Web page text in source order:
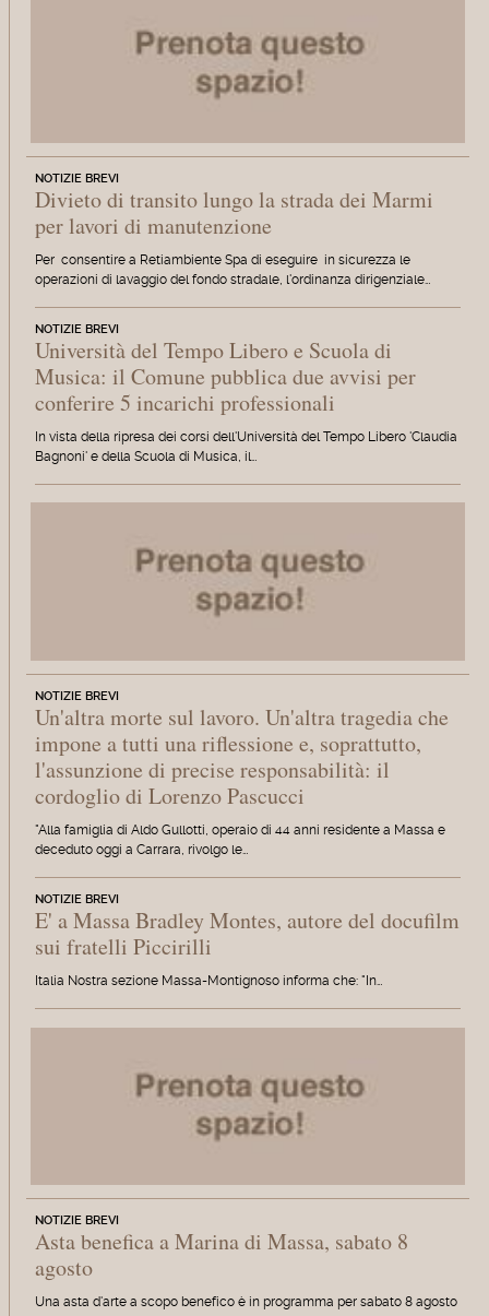
NOTIZIE BREVI
Divieto di transito lungo la strada dei Marmi
per lavori di manutenzione
Per consentire a Retiambiente Spa di eseguire in sicurezza le
operazioni di lavaggio del fondo stradale, l'ordinanza dirigenziale…
NOTIZIE BREVI
Università del Tempo Libero e Scuola di
Musica: il Comune pubblica due avvisi per
conferire 5 incarichi professionali
In vista della ripresa dei corsi dell'Università del Tempo Libero 'Claudia
Bagnoni' e della Scuola di Musica, il…
NOTIZIE BREVI
Un'altra morte sul lavoro. Un'altra tragedia che
impone a tutti una riflessione e, soprattutto,
l'assunzione di precise responsabilità: il
cordoglio di Lorenzo Pascucci
"Alla famiglia di Aldo Gullotti, operaio di 44 anni residente a Massa e
deceduto oggi a Carrara, rivolgo le…
NOTIZIE BREVI
E' a Massa Bradley Montes, autore del docufilm
sui fratelli Piccirilli
Italia Nostra sezione Massa-Montignoso informa che: "In…
NOTIZIE BREVI
Asta benefica a Marina di Massa, sabato 8
agosto
Una asta d'arte a scopo benefico è in programma per sabato 8 agosto